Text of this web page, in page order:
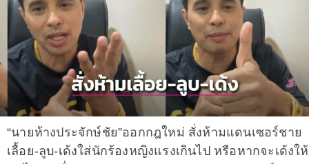
“นายห้างประจักษ์ชัย”ออกกฎใหม่ สั่งห้ามแดนเซอร์ชาย
เลื้อย-ลูบ-เด้งใส่นักร้องหญิงแรงเกินไป หรือหากจะเด้งให้